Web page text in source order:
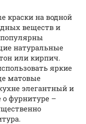
краски на водной
веществ и
натуральные
или кирпич.
яркие
матовые
элегантный и
фурнитуре –